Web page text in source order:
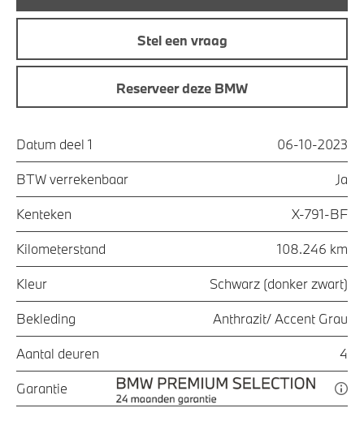
Stel een vraag
Reserveer deze BMW
Datum deel 1 06-10-2023
BTW verrekenbaar Ja
Kenteken X-791-BF
Kilometerstand 108.246 km
Kleur Schwarz (donker zwart)
Bekleding Anthrazit/ Accent Grau
Aantal deuren 4
Garantie